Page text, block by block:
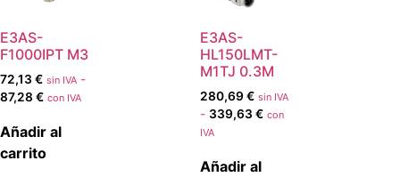
E3AS-
F1000IPT M3
72,13 € sin IVA -
87,28 € con IVA
Añadir al
carrito
E3AS-
HL150LMT-
M1TJ 0.3M
280,69€ sin IVA
- 339,63 € con
IVA
Añadir al